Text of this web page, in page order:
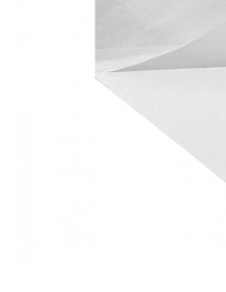
Индекс текучести
расплава